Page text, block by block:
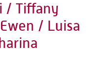
/ Tiffany
/ Luisa